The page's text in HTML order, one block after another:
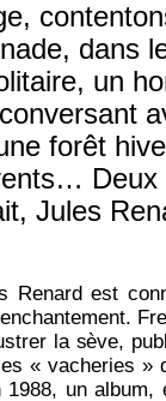
dans
un
forêt
Deux
Jules
Renard est
la sève,
« vacheries »
un